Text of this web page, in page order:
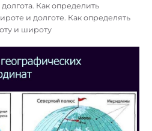
Как определить
и долготе. Как определять
и широту